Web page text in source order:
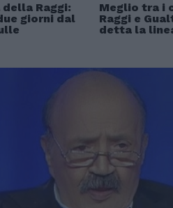
Raggi:
giorni dal
Meglio tra i
Raggi e
detta la